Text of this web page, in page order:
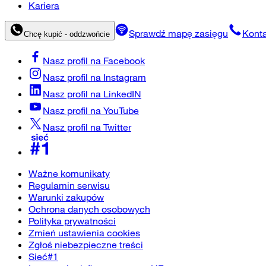
Kariera
Chcę kupić - oddzwońcie Sprawdź mapę zasięgu
Nasz profil na Facebook
Nasz profil na Instagram
Nasz profil na LinkedIN
Nasz profil na YouTube
Nasz profil na Twitter
Ważne komunikaty
Regulamin serwisu
Warunki zakupów
Ochrona danych osobowych
Polityka prywatności
Zmień ustawienia cookies
Zgłoś niebezpieczne treści
Sieć#1